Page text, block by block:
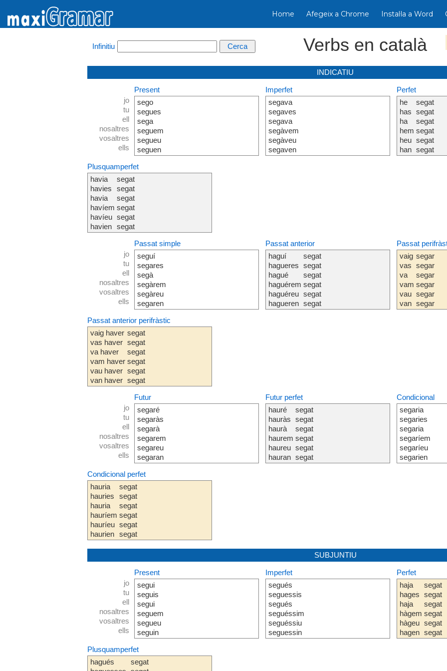
Home Afegeix a Chrome Instal·la a Word
Infinitiu Verbs en català
INDICATIU
jo
tu
ell
nosaltres
vosaltres
ells
Present
sego
segues
sega
seguem
segueu
seguen
Imperfet
segava
segaves
segava
segàvem
segàveu
segaven
Perfet
he
has
ha
hem
heu
han
segat
segat
segat
segat
segat
segat
Plusquamperfet
havia
havies
havia
havíem
havíeu
havien
segat
segat
segat
segat
segat
segat
jo
tu
ell
nosaltres
vosaltres
ells
Passat simple
seguí
segares
segà
segàrem
segàreu
segaren
Passat anterior
haguí
hagueres
hagué
haguérem
haguéreu
hagueren
segat
segat
segat
segat
segat
segat
Passat
vaig
vas
va
vam
vau
van
segar
segar
segar
segar
segar
segar
Passat anterior perifràstic
vaig haver
vas haver
va haver
vam haver
vau haver
van haver
segat
segat
segat
segat
segat
segat
jo
tu
ell
nosaltres
vosaltres
ells
Futur
segaré
segaràs
segarà
segarem
segareu
segaran
Futur perfet
hauré
hauràs
haurà
haurem
haureu
hauran
segat
segat
segat
segat
segat
segat
Condicional
segaria
segaries
segaria
segaríem
segaríeu
segarien
Condicional perfet
hauria
hauries
hauria
hauríem
hauríeu
haurien
segat
segat
segat
segat
segat
segat
SUBJUNTIU
jo
tu
ell
nosaltres
vosaltres
ells
Present
segui
seguis
segui
seguem
segueu
seguin
Imperfet
segués
seguessis
segués
seguéssim
seguéssiu
seguessin
Perfet
haja
hages
haja
hàgem
hàgeu
hagen
segat
segat
segat
segat
segat
segat
Plusquamperfet
hagués
segat